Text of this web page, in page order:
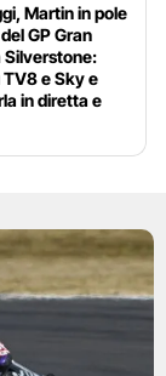
Martin in pole
GP Gran
Silverstone:
TV8 e Sky e
in diretta e